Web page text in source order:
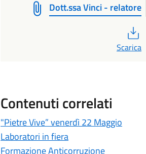
Dott.ssa Vinci - relatore
Scarica
Contenuti correlati
"Pietre Vive” venerdì 22 Maggio
Laboratori in fiera
Formazione Anticorruzione